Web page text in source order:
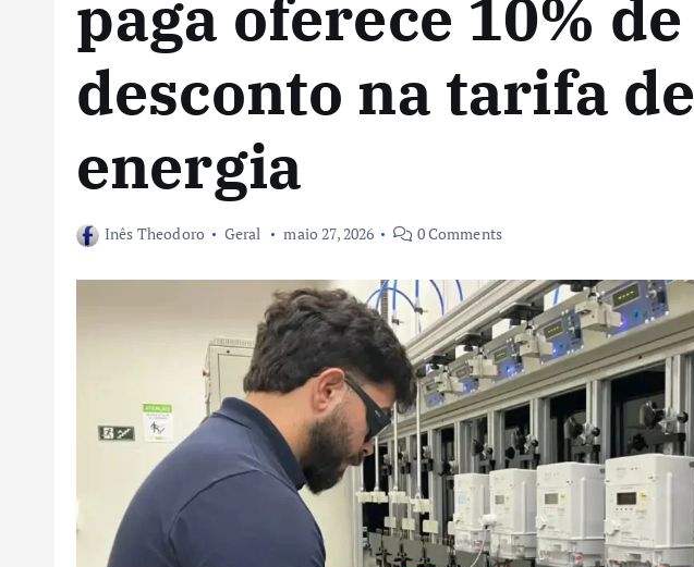
paga oferece 10% de
desconto na tarifa de
energia
Inês Theodoro Geral maio 27, 2026 0 Comments